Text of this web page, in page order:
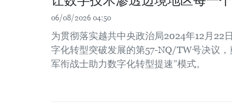
06/08/2026 04:50
为贯彻落实越共中央政治局2024年12月22
字化转型突破发展的第57-NQ/TW号决议
军衔战士助力数字化转型提速”模式。